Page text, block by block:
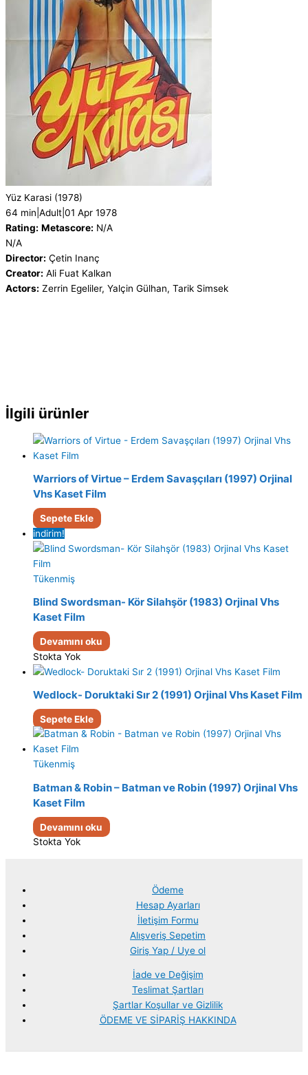
Yüz Karasi (1978)
64 min Adult 01 Apr 1978
Rating: Metascore: N/A
N/A
Director: Çetin Inanç
Creator: Ali Fuat Kalkan
Actors: Zerrin Egeliler, Yalçin Gülhan, Tarik Simsek
İlgili ürünler
Warriors of Virtue – Erdem Savaşçıları (1997) Orjinal
Vhs Kaset Film
Sepete Ekle
indirim!
Tükenmiş
Blind Swordsman- Kör Silahşör (1983) Orjinal Vhs
Kaset Film
Devamını oku
Stokta Yok
Wedlock- Doruktaki Sır 2 (1991) Orjinal Vhs Kaset Film
Sepete Ekle
Tükenmiş
Batman & Robin – Batman ve Robin (1997) Orjinal Vhs
Kaset Film
Devamını oku
Stokta Yok
Ödeme
Hesap Ayarları
İletişim Formu
Alışveriş Sepetim
Giriş Yap / Uye ol
İade ve Değişim
Teslimat Şartları
Şartlar Koşullar ve Gizlilik
ÖDEME VE SİPARİŞ HAKKINDA